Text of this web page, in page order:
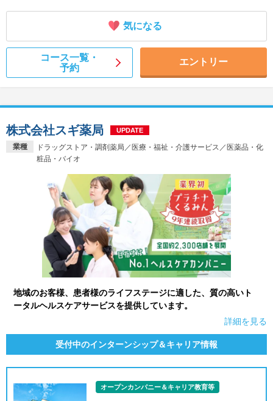
気になる
コース一覧・
予約
エントリー
業種
ドラッグストア・調剤薬局／医療・福祉・介護サービス／医薬品・化
粧品・バイオ
株式会社スギ薬局 UPDATE
地域のお客様、患者様のライフステージに適した、質の高いト
ータルヘルスケアサービスを提供しています。
詳細を見る
受付中のインターンシップ＆キャリア情報
オープンカンパニー＆キャリア教育等